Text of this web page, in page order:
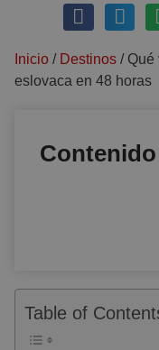
Inicio / Destinos / Qué
eslovaca en 48 horas
Table of